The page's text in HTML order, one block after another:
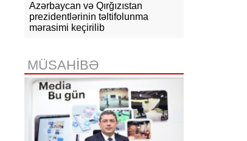
15:14 Ceyhun Bayramov Ukraynada
Azərbaycan Xalq Cümhuriyyətinin
Azərbaycan və Qırğızıstan
prezidentlərinin təltifolunma
mərasimi keçirilib
MÜSAHİBƏ